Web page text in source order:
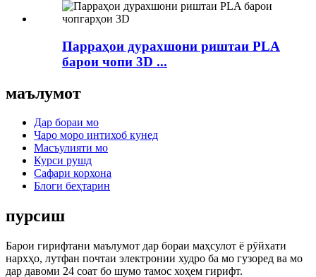
Парраҳои дурахшони риштаи PLA
барои чопи 3D ...
маълумот
Дар бораи мо
Чаро моро интихоб кунед
Масъулияти мо
Курси рушд
Сафари корхона
Блоги беҳтарин
пурсиш
Барои гирифтани маълумот дар бораи маҳсулот ё рӯйхати
нархҳо, лутфан почтаи электронии худро ба мо гузоред ва мо
дар давоми 24 соат бо шумо тамос хоҳем гирифт.